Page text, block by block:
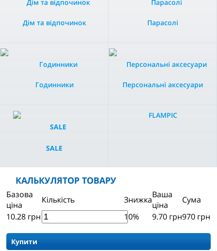
Дім та відпочинок Парасолі
Годинники Персональні аксесуари
SALE
FLAMPIC
КАЛЬКУЛЯТОР ТОВАРУ
Базова
ціна
Кількість ЗнижкаВаша
ціна
Сума
10.28 грн 10% 9.70 грн970 грн
Купити